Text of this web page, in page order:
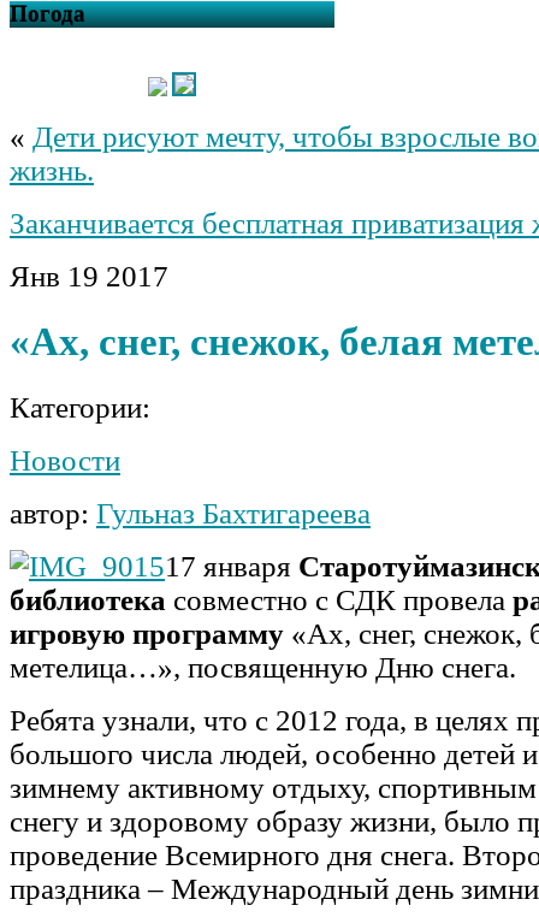
Погода
« Дети рисуют мечту, чтобы взрослые
жизнь.
Заканчивается бесплатная
Янв 19 2017
«Ах, снег, снежок, белая
Категории:
Новости
автор: Гульназ Бахтигареева
17 января
библиотека совместно с СДК провела
игровую программу «Ах, снег, снежок,
метелица…», посвященную Дню снега.
Ребята узнали, что с 2012 года, в целях
большого числа людей, особенно детей
зимнему активному отдыху, спортивным
снегу и здоровому образу жизни, было
проведение Всемирного дня снега.
праздника – Международный день